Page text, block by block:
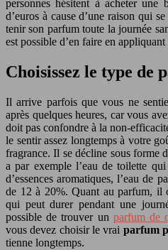
personnes hésitent à acheter
d’euros à cause d’une raison qui
tenir son parfum toute la journée
est possible d’en faire en appliquant
Choisissez le type de
Il arrive parfois que vous ne
après quelques heures, car vous
doit pas confondre à la non-
le sentir assez longtemps à votre
fragrance. Il se décline sous forme
a par exemple l’eau de toilette
d’essences aromatiques, l’eau de
de 12 à 20%. Quant au parfum, il
qui peut durer pendant une
possible de trouver un parfum de
vous devez choisir le vrai parfum
tienne longtemps.